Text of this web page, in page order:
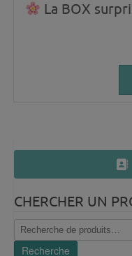
La BOX
CHERCHER UN
Recherche
pour :
Recherche